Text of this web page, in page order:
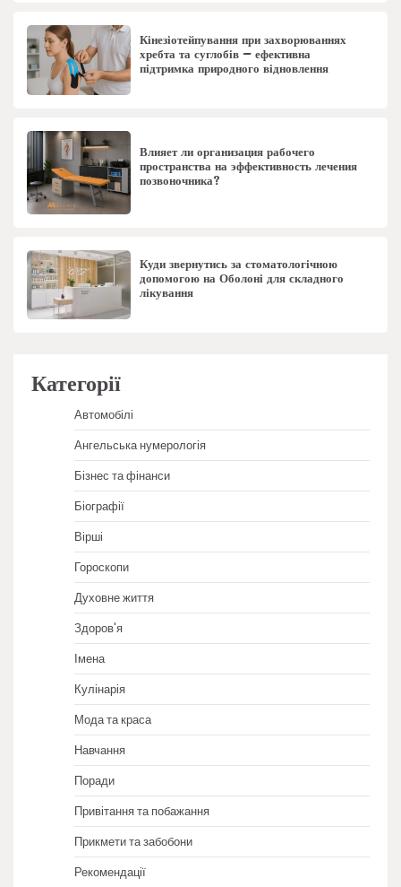
Кінезіотейпування при захворюваннях
хребта та суглобів – ефективна
підтримка природного відновлення
Влияет ли организация рабочего
пространства на эффективность лечения
позвоночника?
Куди звернутись за стоматологічною
допомогою на Оболоні для складного
лікування
Категорії
Автомобілі
Ангельська нумерологія
Бізнес та фінанси
Біографії
Вірші
Гороскопи
Духовне життя
Здоров'я
Імена
Кулінарія
Мода та краса
Навчання
Поради
Привітання та побажання
Прикмети та забобони
Рекомендації